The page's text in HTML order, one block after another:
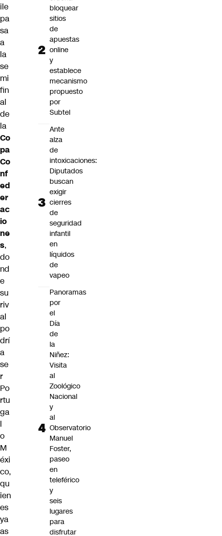
ile
pa
sa
a
la
se
mi
fin
al
de
la
Co
pa
Co
nf
ed
er
ac
io
ne
s,
do
nd
e
su
riv
al
po
drí
a
se
r
Po
rtu
ga
l
o
M
éxi
co,
qu
ien
es
ya
as
bloquear
sitios
de
apuestas
online
y
establece
mecanismo
propuesto
por
Subtel
Ante
alza
de
intoxicaciones:
Diputados
buscan
exigir
cierres
de
seguridad
infantil
en
líquidos
de
vapeo
Panoramas
por
el
Día
de
la
Niñez:
Visita
al
Zoológico
Nacional
y
al
Observatorio
Manuel
Foster,
paseo
en
teleférico
y
seis
lugares
para
disfrutar